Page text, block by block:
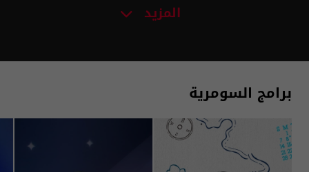
المزيد
برامج السومرية